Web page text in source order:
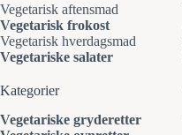
Vegetarisk aftensmad
Vegetarisk frokost
Vegetarisk hverdagsmad
Vegetariske salater
Kategorier
Vegetariske gryderetter